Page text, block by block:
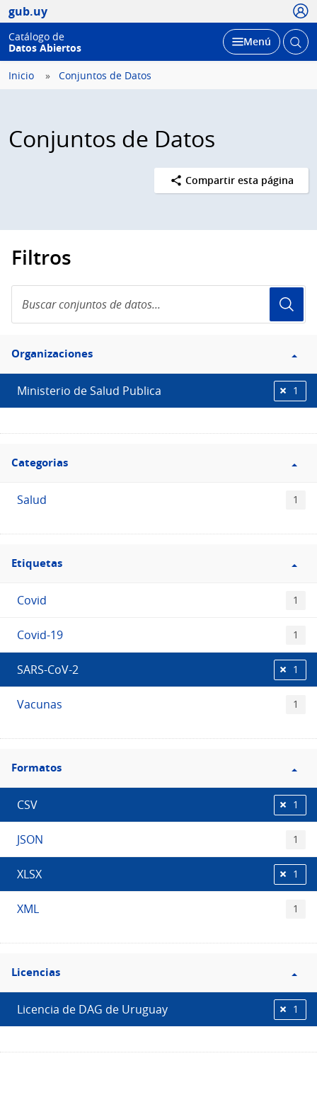
gub.uy
Catálogo de
Datos Abiertos
Desplegar
Menú Abrir
Inicio Conjuntos de Datos
Conjuntos de Datos
Compartir esta página
Filtros
conjuntos
de
Filtro
Organizaciones
Organizaciones
Ministerio de Salud Publica 1
Filtro
Categorias
Categorias
Salud 1
Filtro
Etiquetas
Etiquetas
Covid 1
Covid-19 1
SARS-CoV-2 1
Vacunas 1
Filtro
Formatos
Formatos
CSV 1
JSON 1
XLSX 1
XML 1
Filtro
Licencias
Licencias
Licencia de DAG de Uruguay 1